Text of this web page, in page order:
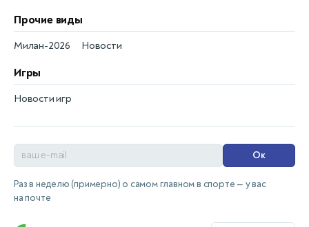
Прочие виды
Новости
Милан-2026
Игры
Новости игр
Ок
Раз в неделю (примерно) о самом главном в спорте — у вас
на почте